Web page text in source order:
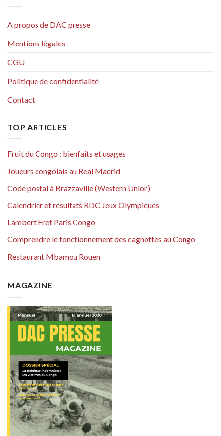
A propos de DAC presse
Mentions légales
CGU
Politique de confidentialité
Contact
TOP ARTICLES
Fruit du Congo : bienfaits et usages
Joueurs congolais au Real Madrid
Code postal à Brazzaville (Western Union)
Calendrier et résultats RDC Jeux Olympiques
Lambert Fret Paris Congo
Comprendre le fonctionnement des cagnottes au Congo
Restaurant Mbamou Rouen
MAGAZINE